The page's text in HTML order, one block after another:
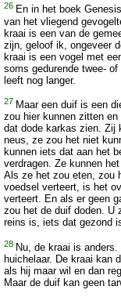
26 En in het boek
van het vliegend
kraai is een van de
zijn, geloof ik, ongeveer
kraai is een vogel met
soms gedurende twee-
leeft nog langer.
27 Maar een duif is een
zou hier kunnen zitten
dat dode karkas zien. Zij
neus, ze zou het niet
kunnen iets dat aan het
verdragen. Ze kunnen
Als ze het zou eten, zou
voedsel verteert, is het
verteert. En als er geen
zou het de duif doden. U
reins is, iets dat gezond
28 Nu, de kraai is
huichelaar. De kraai kan
als hij maar wil en dan
Maar de duif kan geen